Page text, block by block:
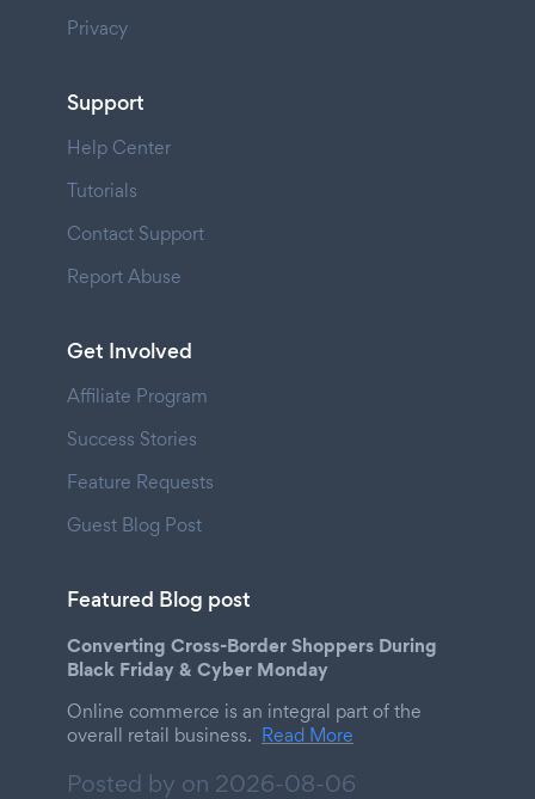
Privacy
Support
Help Center
Tutorials
Contact Support
Report Abuse
Get Involved
Affiliate Program
Success Stories
Feature Requests
Guest Blog Post
Featured Blog post
Converting Cross-Border Shoppers During
Black Friday & Cyber Monday
Online commerce is an integral part of the
overall retail business. Read More
Posted by on 2026-08-06